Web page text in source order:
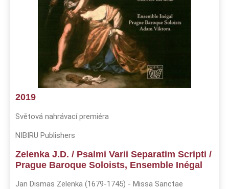
2019
Světová nahrávací premiéra
NIBIRU Publishers
Zelenka J.D. / Psalmi Varii Separatim Scripti /
Prague Baroque Soloists, Ensemble Inégal
Jan Dismas Zelenka (1679-1745) - Missa Sanctae